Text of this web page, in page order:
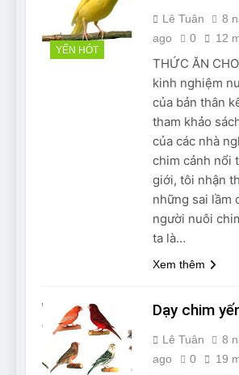
The Ultimate
Bulldogs Can
7 Năm Ago
Bulldog Anal
and How to
7 Năm Ago
Can Bulldogs
Distances?
7 Năm Ago
Can Bulldogs
And How to
7 Năm Ago
How Often Do I
Groom My
7 Năm Ago
YẾN HÓT
Lê Tuân
8
ago
0 12
THỨC ĂN
kinh nghiệm
của bản thân
tham khảo
của các nhà
chim cảnh nổi
giới, tôi nhận
những sai lầm
người nuôi
ta là…
Xem thêm
Dạy chim
Lê Tuân
8
ago
0 19